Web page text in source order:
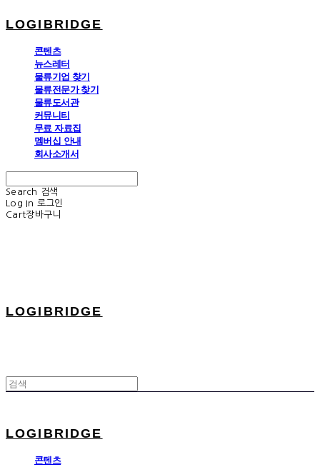
LOGIBRIDGE
콘텐츠
뉴스레터
물류기업 찾기
물류전문가 찾기
물류도서관
커뮤니티
무료 자료집
멤버십 안내
회사소개서
Search
검색
Log In 로그인
Cart장바구니
LOGIBRIDGE
LOGIBRIDGE
콘텐츠